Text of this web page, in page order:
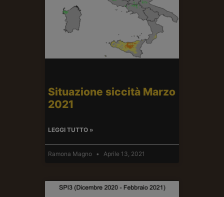
Situazione siccità Marzo
2021
LEGGI TUTTO »
Ramona Magno Aprile 13, 2021